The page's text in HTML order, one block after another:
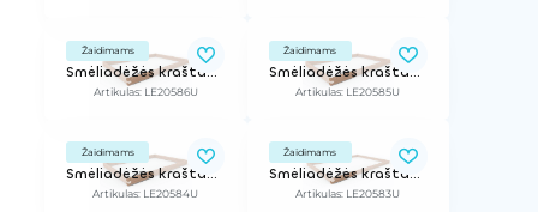
Žaidimams
Smėliadėžės kraštas, l - 2 m, h - 0,36 m
Artikulas: LE20586U
Žaidimams
Smėliadėžės kraštas, l - 2 m, h - 0,38 m
Artikulas: LE20585U
Žaidimams
Smėliadėžės kraštas, l - 2 m, h - 0,4 m
Artikulas: LE20584U
Žaidimams
Smėliadėžės kraštas, l - 2 m, h - 0,24 m
Artikulas: LE20583U